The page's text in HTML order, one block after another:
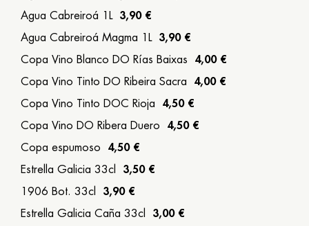
Agua Cabreiroá 1L
3,90 €
Agua Cabreiroá Magma 1L
3,90 €
Copa Vino Blanco DO Rías Baixas
4,00 €
Copa Vino Tinto DO Ribeira Sacra
4,00 €
Copa Vino Tinto DOC Rioja
4,50 €
Copa Vino DO Ribera Duero
4,50 €
Copa espumoso
4,50 €
Estrella Galicia 33cl
3,50 €
1906 Bot. 33cl
3,90 €
Estrella Galicia Caña 33cl
3,00 €